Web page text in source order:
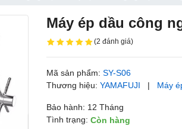
Máy ép dầu công
(2 đánh giá)
Mã sản phẩm:SY-S06
Thương hiệu:YAMAFUJI | Máy
Bảo hành: 12 Tháng
Tình trạng:Còn hàng